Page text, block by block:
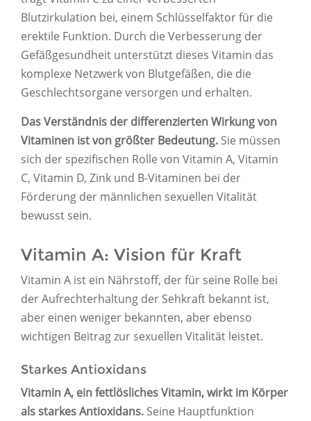
Blutzirkulation bei, einem Schlüsselfaktor für die
erektile Funktion. Durch die Verbesserung der
Gefäßgesundheit unterstützt dieses Vitamin das
komplexe Netzwerk von Blutgefäßen, die die
Geschlechtsorgane versorgen und erhalten.
Das Verständnis der differenzierten Wirkung von
Vitaminen ist von größter Bedeutung. Sie müssen
sich der spezifischen Rolle von Vitamin A, Vitamin
C, Vitamin D, Zink und B-Vitaminen bei der
Förderung der männlichen sexuellen Vitalität
bewusst sein.
Vitamin A: Vision für Kraft
Vitamin A ist ein Nährstoff, der für seine Rolle bei
der Aufrechterhaltung der Sehkraft bekannt ist,
aber einen weniger bekannten, aber ebenso
wichtigen Beitrag zur sexuellen Vitalität leistet.
Starkes Antioxidans
Vitamin A, ein fettlösliches Vitamin, wirkt im Körper
als starkes Antioxidans. Seine Hauptfunktion